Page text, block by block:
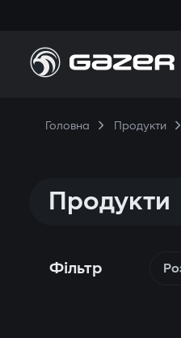
Головна Продукти
Продукти
Фільтр